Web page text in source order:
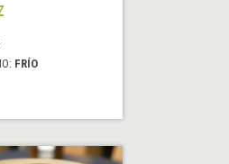
FRÍO